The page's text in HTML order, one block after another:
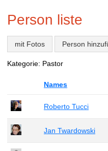
Eestikeelne
Person liste
mit Fotos Person
Kategorie: Pastor
Names
Roberto Tucci
Jan Twardowski